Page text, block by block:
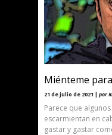
Miénteme
21 de julio de 2021 | por
Parece que
escarmientan en
gastar y gastar